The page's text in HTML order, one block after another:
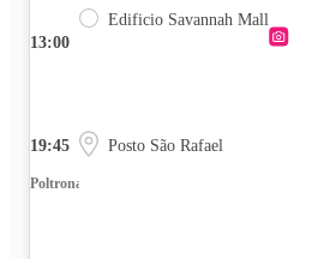
13:00
Edificio Savannah Mall
19:45 Posto São Rafael
Poltrona